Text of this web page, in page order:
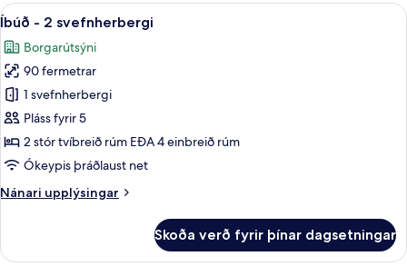
svefnherbergi
Skoða
allar
myndir
fyrir
Íbúð
-
2
svefnherbergi
Íbúð - 2 svefnherbergi | Rúmföt af
35
Íbúð - 2 svefnherbergi
Borgarútsýni
90 fermetrar
1 svefnherbergi
Pláss fyrir 5
2 stór tvíbreið rúm EÐA 4 einbreið rúm
Ókeypis þráðlaust net
Nánari upplýsingar
Nánari
-
Skoða verð fyrir þínar dagsetningar